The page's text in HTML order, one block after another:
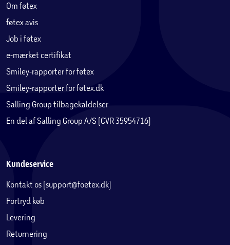
Om føtex
føtex avis
Job i føtex
e-mærket certifikat
Smiley-rapporter for føtex
Smiley-rapporter for føtex.dk
Salling Group tilbagekaldelser
En del af Salling Group A/S (CVR 35954716)
Kundeservice
Kontakt os (support@foetex.dk)
Fortryd køb
Levering
Returnering